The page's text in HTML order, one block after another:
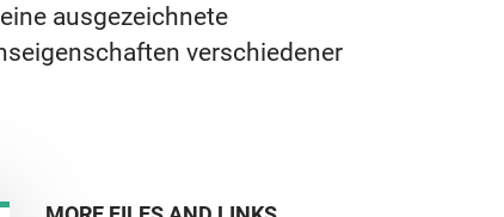
ausgezeichnete
verschiedener